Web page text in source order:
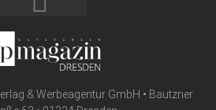
& Werbeagentur GmbH • Bautzner